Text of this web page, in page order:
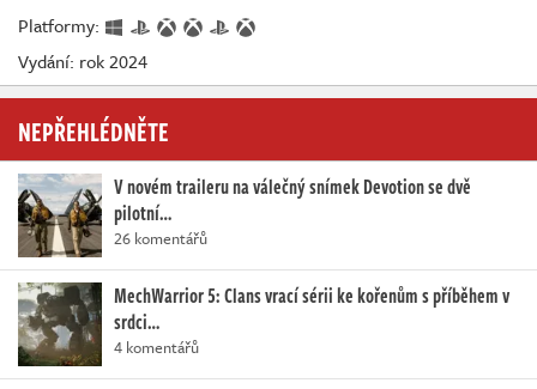
Platformy:
Vydání: rok 2024
NEPŘEHLÉDNĚTE
V novém traileru na válečný snímek Devotion se dvě
pilotní…
26 komentářů
MechWarrior 5: Clans vrací sérii ke kořenům s příběhem v
srdci…
4 komentářů